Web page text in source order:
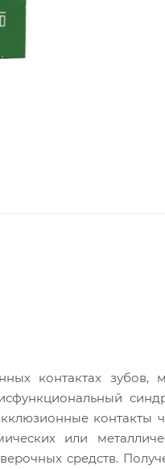
контактах зубов,
контакты
или
средств.